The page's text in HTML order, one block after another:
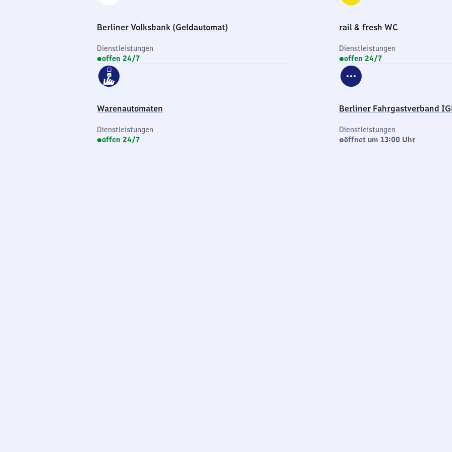
Berliner Volksbank (Geldautomat)
Dienstleistungen
offen 24/7
rail & fresh WC
Dienstleistungen
offen 24/7
Warenautomaten
Dienstleistungen
offen 24/7
Berliner Fahrgastverband
Dienstleistungen
öffnet um 13:00 Uhr